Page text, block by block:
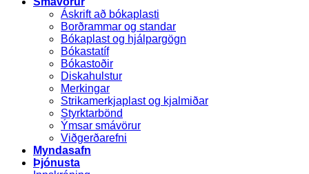
Áskrift að bókaplasti
Borðrammar og standar
Bókaplast og hjálpargögn
Bókastatíf
Bókastoðir
Diskahulstur
Merkingar
Strikamerkjaplast og kjalmiðar
Styrktarbönd
Ýmsar smávörur
Viðgerðarefni
Myndasafn
Þjónusta